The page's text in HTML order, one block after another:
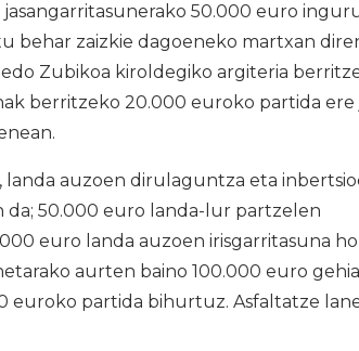
50.000 euro
behar zaizkie dagoeneko martxan
Zubikoa kiroldegiko argiteria
berritzeko 20.000 euroko partida ere
landa auzoen dirulaguntza eta
50.000 euro landa-lur partzelen
euro landa auzoen irisgarritasuna
aurten baino 100.000 euro
euroko partida bihurtuz. Asfaltatze